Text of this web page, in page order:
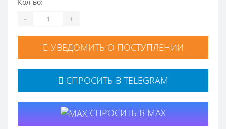
- +
УВЕДОМИТЬ О ПОСТУПЛЕНИИ
СПРОСИТЬ В TELEGRAM
СПРОСИТЬ В MAX